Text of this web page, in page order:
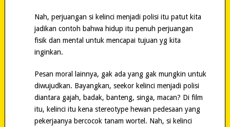
Nah, perjuangan si kelinci menjadi polisi itu patut kita
jadikan contoh bahwa hidup itu penuh perjuangan
fisik dan mental untuk mencapai tujuan yg kita
inginkan.
Pesan moral lainnya, gak ada yang gak mungkin untuk
diwujudkan. Bayangkan, seekor kelinci menjadi polisi
diantara gajah, badak, banteng, singa, macan? Di film
itu, kelinci itu kena stereotype hewan pedesaan yang
pekerjaanya bercocok tanam wortel. Nah, si kelinci